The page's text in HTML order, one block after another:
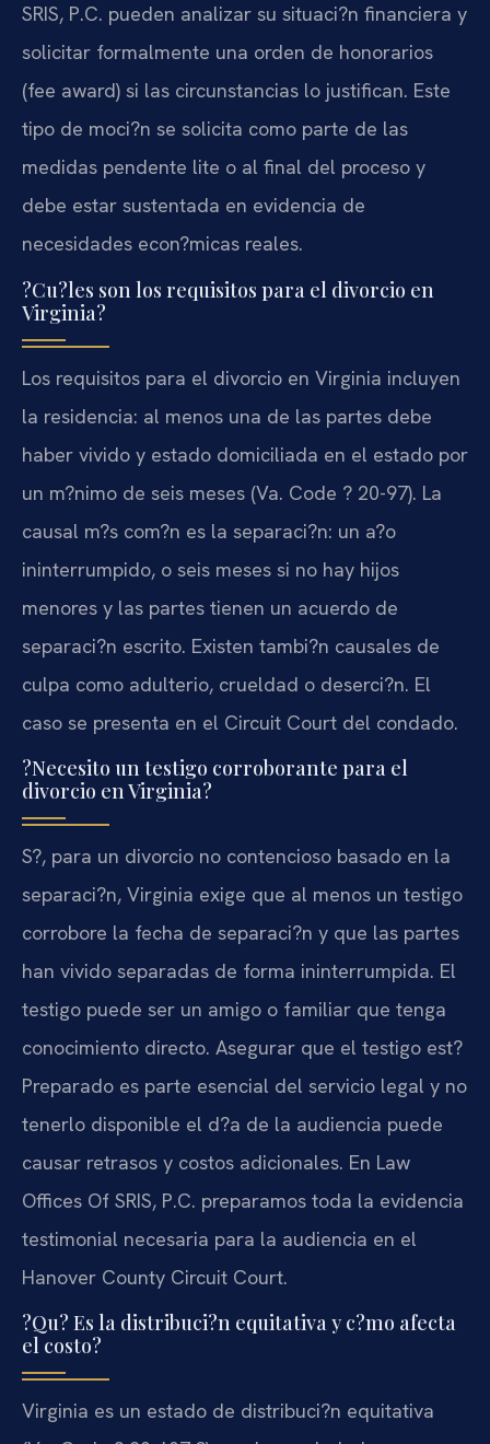
SRIS, P.C. pueden analizar su situaci?n financiera y
solicitar formalmente una orden de honorarios
(fee award) si las circunstancias lo justifican. Este
tipo de moci?n se solicita como parte de las
medidas pendente lite o al final del proceso y
debe estar sustentada en evidencia de
necesidades econ?micas reales.
?Cu?les son los requisitos para el divorcio en
Virginia?
Los requisitos para el divorcio en Virginia incluyen
la residencia: al menos una de las partes debe
haber vivido y estado domiciliada en el estado por
un m?nimo de seis meses (Va. Code ? 20-97). La
causal m?s com?n es la separaci?n: un a?o
ininterrumpido, o seis meses si no hay hijos
menores y las partes tienen un acuerdo de
separaci?n escrito. Existen tambi?n causales de
culpa como adulterio, crueldad o deserci?n. El
caso se presenta en el Circuit Court del condado.
?Necesito un testigo corroborante para el
divorcio en Virginia?
S?, para un divorcio no contencioso basado en la
separaci?n, Virginia exige que al menos un testigo
corrobore la fecha de separaci?n y que las partes
han vivido separadas de forma ininterrumpida. El
testigo puede ser un amigo o familiar que tenga
conocimiento directo. Asegurar que el testigo est?
Preparado es parte esencial del servicio legal y no
tenerlo disponible el d?a de la audiencia puede
causar retrasos y costos adicionales. En Law
Offices Of SRIS, P.C. preparamos toda la evidencia
testimonial necesaria para la audiencia en el
Hanover County Circuit Court.
?Qu? Es la distribuci?n equitativa y c?mo afecta
el costo?
Virginia es un estado de distribuci?n equitativa